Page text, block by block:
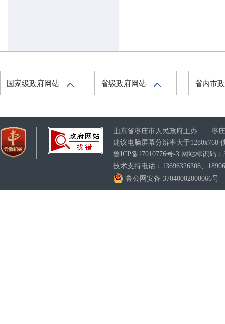
国家级政府网站 省级政府网站 省内市
山东省枣庄市人民政府主办 枣庄
建议电脑屏幕分辨率大于1280x768
鲁ICP备17010776号-3 网站标识码：
技术支持电话：13696326306、
鲁公网安备 37040002000066号